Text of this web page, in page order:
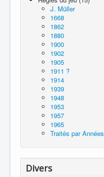
J. Müller
1668
1862
1880
1900
1902
1905
1911 ?
1914
1939
1948
1953
1957
1965
Traités par Années
Divers